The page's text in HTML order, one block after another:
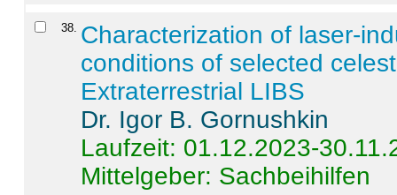
38. Characterization of laser-
conditions of selected
Extraterrestrial LIBS
Dr. Igor B. Gornushkin
Laufzeit: 01.12.2023-
Mittelgeber: Sachbeihilfen